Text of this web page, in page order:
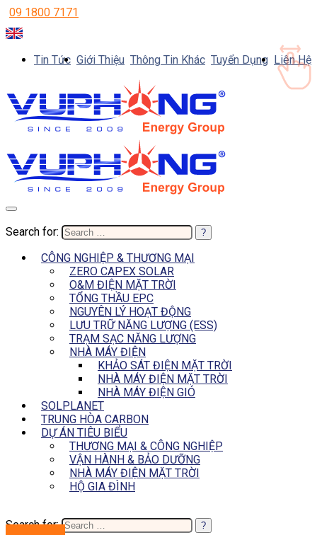
09 1800 7171
Tin Tức Giới Thiệu Thông Tin Khác Tuyển Dụng Liên Hệ
Search for:
CÔNG NGHIỆP & THƯƠNG MẠI
ZERO CAPEX SOLAR
O&M ĐIỆN MẶT TRỜI
TỔNG THẦU EPC
NGUYÊN LÝ HOẠT ĐỘNG
LƯU TRỮ NĂNG LƯỢNG (ESS)
TRẠM SẠC NĂNG LƯỢNG
NHÀ MÁY ĐIỆN
KHẢO SÁT ĐIỆN MẶT TRỜI
NHÀ MÁY ĐIỆN MẶT TRỜI
NHÀ MÁY ĐIỆN GIÓ
SOLPLANET
TRUNG HÒA CARBON
DỰ ÁN TIÊU BIỂU
THƯƠNG MẠI & CÔNG NGHIỆP
VẬN HÀNH & BẢO DƯỠNG
NHÀ MÁY ĐIỆN MẶT TRỜI
HỘ GIA ĐÌNH
Search for: